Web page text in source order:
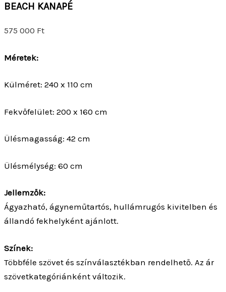
BEACH KANAPÉ
575 000 Ft
Méretek:
Külméret: 240 x 110 cm
Fekvőfelület: 200 x 160 cm
Ülésmagasság: 42 cm
Ülésmélység: 60 cm
Jellemzők:
Ágyazható, ágyneműtartós, hullámrugós kivitelben és
állandó fekhelyként ajánlott.
Színek:
Többféle szövet és színválasztékban rendelhető. Az ár
szövetkategóriánként változik.